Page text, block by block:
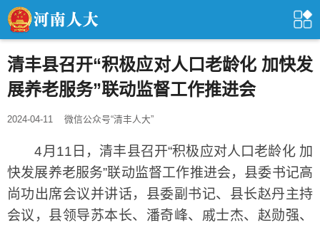
清丰县召开“积极应对人口老龄化 加快发
展养老服务”联动监督工作推进会
2024-04-11 微信公众号“清丰人大”
4月11日，清丰县召开“积极应对人口老龄化 加
快发展养老服务”联动监督工作推进会，县委书记高
尚功出席会议并讲话，县委副书记、县长赵丹主持
会议，县领导苏本长、潘奇峰、戚士杰、赵勋强、